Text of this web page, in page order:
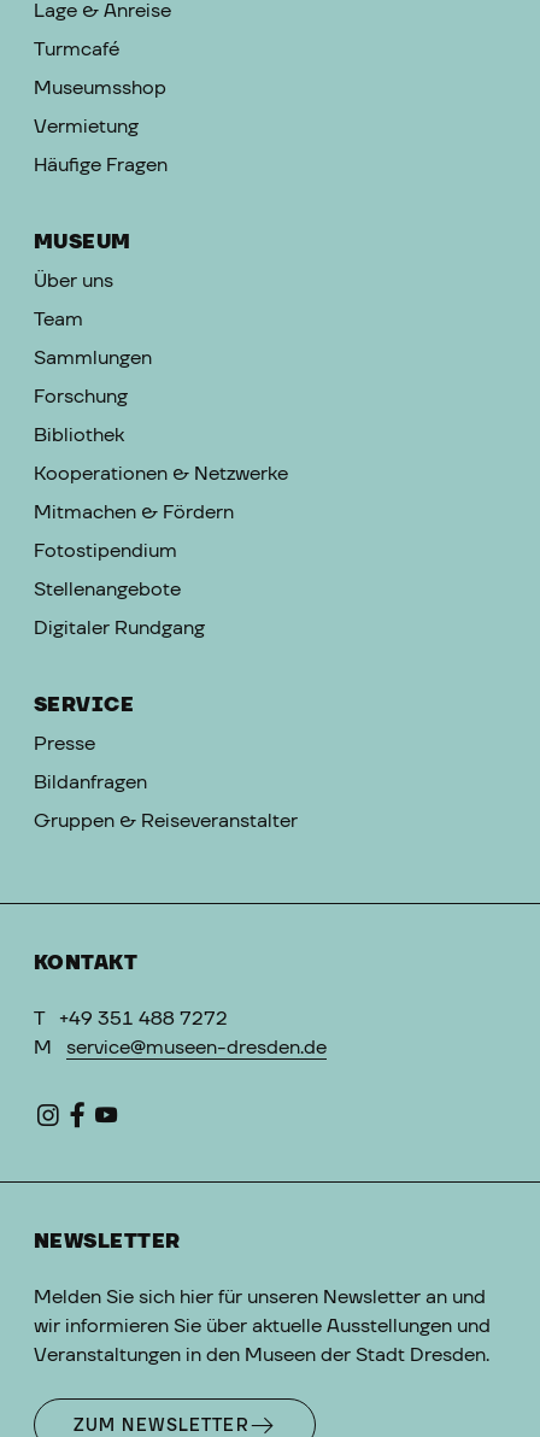
Lage & Anreise
Turmcafé
Museumsshop
Vermietung
Häufige Fragen
MUSEUM
Über uns
Team
Sammlungen
Forschung
Bibliothek
Kooperationen & Netzwerke
Mitmachen & Fördern
Fotostipendium
Stellenangebote
Digitaler Rundgang
SERVICE
Presse
Bildanfragen
Gruppen & Reiseveranstalter
KONTAKT
T
+49 351 488 7272
M
service@museen-dresden.de
NEWSLETTER
Melden Sie sich hier für unseren Newsletter an und
wir informieren Sie über aktuelle Ausstellungen und
Veranstaltungen in den Museen der Stadt Dresden.
ZUM NEWSLETTER